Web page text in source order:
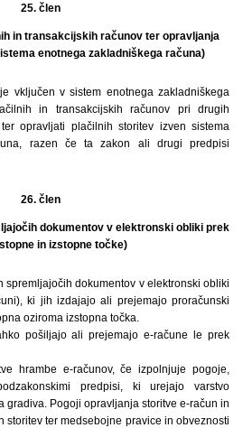
25. člen
in transakcijskih računov ter opravljanja
enotnega zakladniškega računa)
vključen v sistem enotnega zakladniškega
in transakcijskih računov pri drugih
opravljati plačilnih storitev izven sistema
razen če ta zakon ali drugi predpisi
26. člen
dokumentov v elektronski obliki prek
in izstopne točke)
spremljajočih dokumentov v elektronski obliki
ki jih izdajajo ali prejemajo proračunski
oziroma izstopna točka.
pošiljajo ali prejemajo e-račune le prek
hrambe e-računov, če izpolnjuje pogoje,
predpisi, ki urejajo varstvo
gradiva. Pogoji opravljanja storitve e-račun in
storitev ter medsebojne pravice in obveznosti